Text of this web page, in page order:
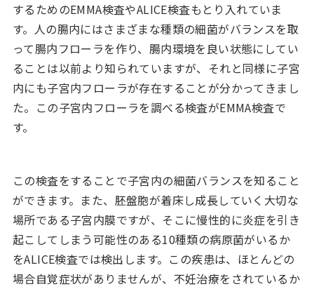
するためのEMMA検査やALICE検査もとり入れていま
す。人の腸内にはさまざまな種類の細菌がバランスを取
って腸内フローラを作り、腸内環境を良い状態にしてい
ることは以前より知られていますが、それと同様に子宮
内にも子宮内フローラが存在することが分かってきまし
た。この子宮内フローラを調べる検査がEMMA検査で
す。
この検査をすることで子宮内の細菌バランスを知ること
ができます。また、胚盤胞が着床し成長していく大切な
場所である子宮内膜ですが、そこに慢性的に炎症を引き
起こしてしまう可能性のある10種類の病原菌がいるか
をALICE検査では検出します。この疾患は、ほとんどの
場合自覚症状がありませんが、不妊治療をされているか